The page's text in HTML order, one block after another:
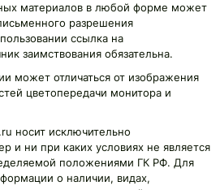
материалов в любой форме может
разрешения
ссылка на
заимствования обязательна.
может отличаться от изображения
цветопередачи монитора и
носит исключительно
и ни при каких условиях не является
положениями ГК РФ. Для
о наличии, видах,